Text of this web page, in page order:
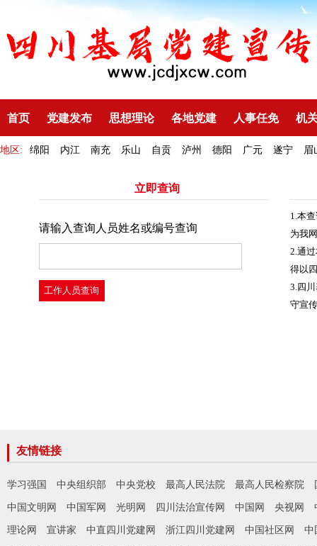
首页 党建发布 思想理论 各地党建 人事任免 机
地区: 绵阳 内江 南充 乐山 自贡 泸州 德阳 广元 遂宁 眉
立即查询
请输入查询人员姓名或编号查询
1.本
为我
2.通
得以
3.四
守宣
友情链接
学习强国 中央组织部 中央党校 最高人民法院 最高人民检察院
中国文明网 中国军网 光明网 四川法治宣传网 中国网 央视网
理论网 宣讲家 中直四川党建网 浙江四川党建网 中国社区网 中